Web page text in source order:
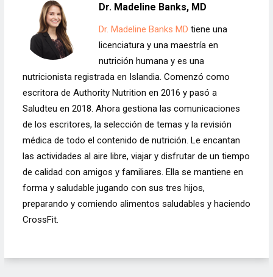
Dr. Madeline Banks, MD
Dr. Madeline Banks MD tiene una
licenciatura y una maestría en
nutrición humana y es una
nutricionista registrada en Islandia. Comenzó como
escritora de Authority Nutrition en 2016 y pasó a
Saludteu en 2018. Ahora gestiona las comunicaciones
de los escritores, la selección de temas y la revisión
médica de todo el contenido de nutrición. Le encantan
las actividades al aire libre, viajar y disfrutar de un tiempo
de calidad con amigos y familiares. Ella se mantiene en
forma y saludable jugando con sus tres hijos,
preparando y comiendo alimentos saludables y haciendo
CrossFit.